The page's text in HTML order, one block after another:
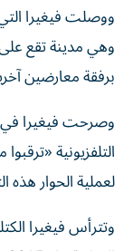
ووصلت فيغيرا
برفقة معارضين
وصرحت فيغيرا في
التلفزيونية
لعملية الحوار هذه
وتترأس فيغيرا